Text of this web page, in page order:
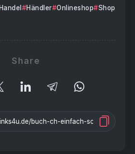
Handel Händler Onlineshop
Shop
Share